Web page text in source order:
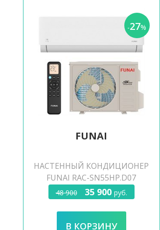
-27%
FUNAI
НАСТЕННЫЙ КОНДИЦИОНЕР
FUNAI RAC-SN55HP.D07
48 900 35 900 руб.